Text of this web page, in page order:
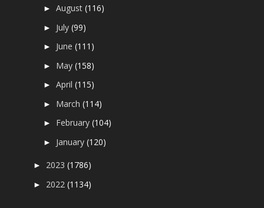
►August(116)
► July(99)
► June(111)
► May(158)
►April(115)
► March(114)
► February(104)
► January(120)
► 2023(1786)
► 2022(1134)